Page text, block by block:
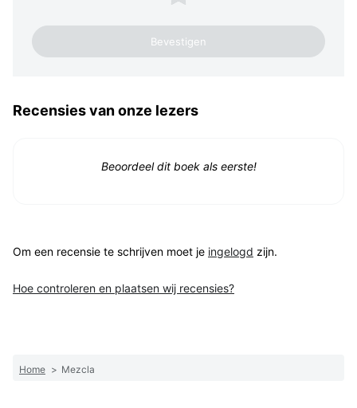
Recensies van onze lezers
Beoordeel dit boek als eerste!
Om een recensie te schrijven moet je ingelogd zijn.
Hoe controleren en plaatsen wij recensies?
Home > Mezcla